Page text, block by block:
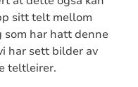
sitt telt mellom
som har hatt denne
har sett bilder av
teltleirer.